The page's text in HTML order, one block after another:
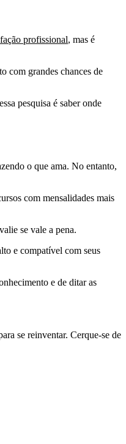
profissional, mas é
com grandes chances de
pesquisa é saber onde
o que ama. No entanto,
com mensalidades mais
se vale a pena.
e compatível com seus
e de ditar as
se reinventar. Cerque-se de